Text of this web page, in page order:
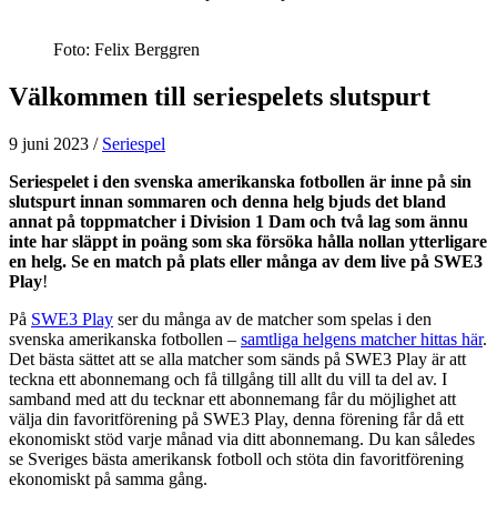
Foto: Felix Berggren
Välkommen till seriespelets slutspurt
9 juni 2023 / Seriespel
Seriespelet i den svenska amerikanska fotbollen är inne på sin
slutspurt innan sommaren och denna helg bjuds det bland
annat på toppmatcher i Division 1 Dam och två lag som ännu
inte har släppt in poäng som ska försöka hålla nollan ytterligare
en helg. Se en match på plats eller många av dem live på SWE3
Play!
På SWE3 Play ser du många av de matcher som spelas i den
svenska amerikanska fotbollen – samtliga helgens matcher hittas här.
Det bästa sättet att se alla matcher som sänds på SWE3 Play är att
teckna ett abonnemang och få tillgång till allt du vill ta del av. I
samband med att du tecknar ett abonnemang får du möjlighet att
välja din favoritförening på SWE3 Play, denna förening får då ett
ekonomiskt stöd varje månad via ditt abonnemang. Du kan således
se Sveriges bästa amerikansk fotboll och stöta din favoritförening
ekonomiskt på samma gång.